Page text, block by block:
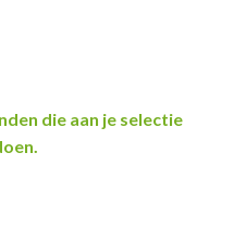
die aan je selectie